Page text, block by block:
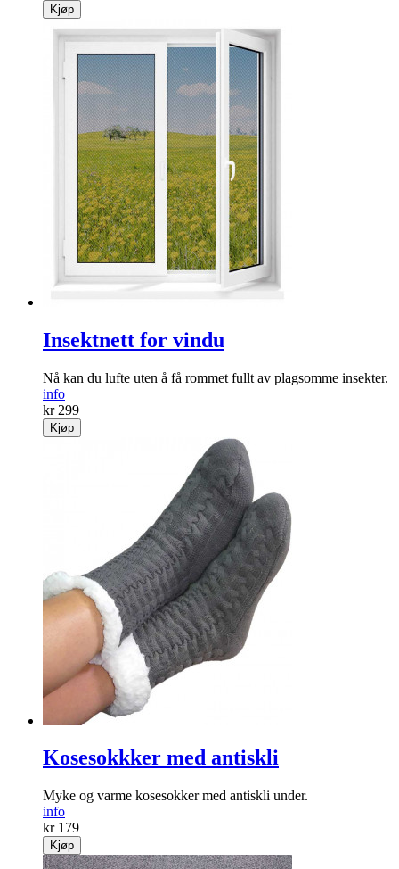
Kjøp
Insektnett for vindu
Nå kan du lufte uten å få rommet fullt av plagsomme insekter.
info
kr 299
Kjøp
Kosesokkker med antiskli
Myke og varme kosesokker med antiskli under.
info
kr 179
Kjøp